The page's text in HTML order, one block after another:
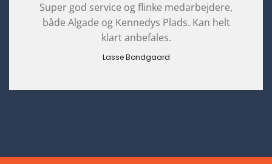
Super god service og flinke medarbejdere,
både Algade og Kennedys Plads. Kan helt
klart anbefales.
Lasse Bondgaard